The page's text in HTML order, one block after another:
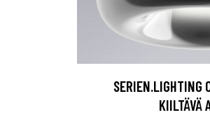
SERIEN.LIGHTING
KIILTÄVÄ